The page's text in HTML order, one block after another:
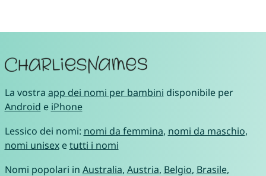
La vostra app dei nomi per bambini disponibile per
Android e iPhone
Lessico dei nomi: nomi da femmina, nomi da maschio,
nomi unisexetutti i nomi
Nomi popolari in Australia, Austria, Belgio, Brasile,